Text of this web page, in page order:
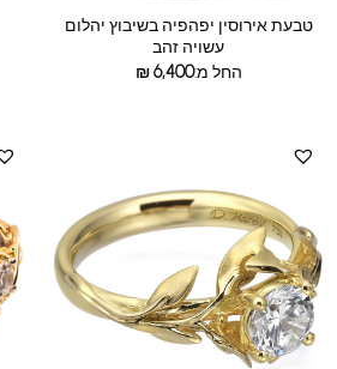
טבעת אירוסין יפהפיה בשיבוץ יהלום
עשויה זהב
החל מ:
₪6,400